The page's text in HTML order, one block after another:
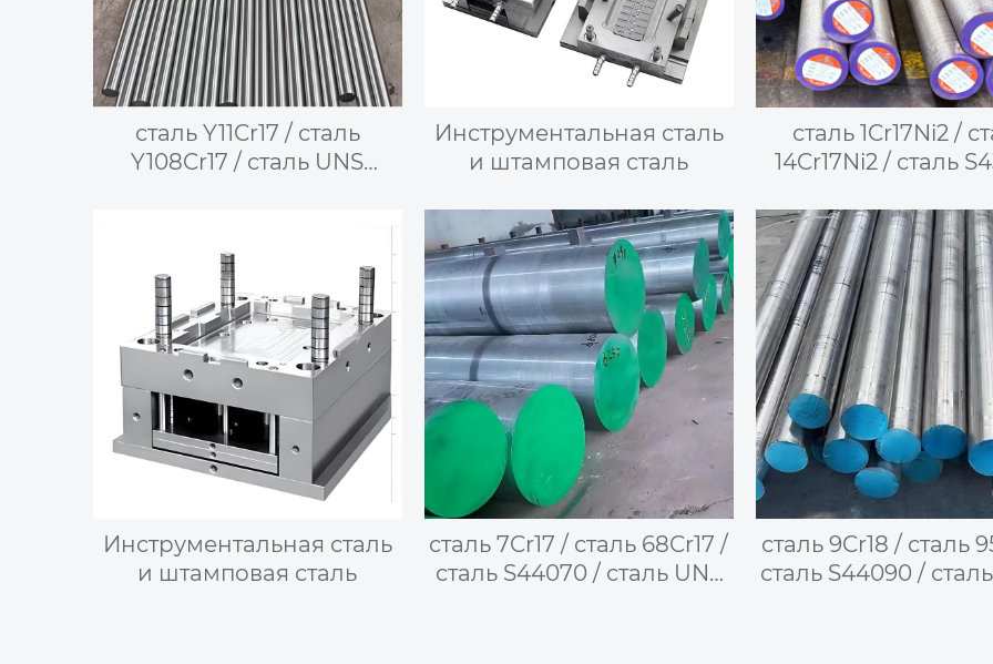
сталь Y11Cr17 / сталь
Y108Cr17 / сталь UNS
резки
Инструментальная сталь
и штамповая сталь
сталь 1Cr17Ni2 /
14Cr17Ni2 / сталь
мартенситно-
двуфазная
сталь
Инструментальная сталь
и штамповая сталь
сталь 7Cr17 / сталь 68Cr17 /
сталь S44070 / сталь UNS
сталь 9Cr18 / сталь
сталь S44090 /